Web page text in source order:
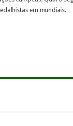
em mundiais.